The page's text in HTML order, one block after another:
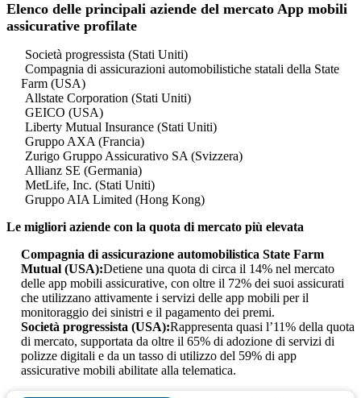
Elenco delle principali aziende del mercato App mobili
assicurative profilate
Società progressista (Stati Uniti)
Compagnia di assicurazioni automobilistiche statali della State
Farm (USA)
Allstate Corporation (Stati Uniti)
GEICO (USA)
Liberty Mutual Insurance (Stati Uniti)
Gruppo AXA (Francia)
Zurigo Gruppo Assicurativo SA (Svizzera)
Allianz SE (Germania)
MetLife, Inc. (Stati Uniti)
Gruppo AIA Limited (Hong Kong)
Le migliori aziende con la quota di mercato più elevata
Compagnia di assicurazione automobilistica State Farm
Mutual (USA):Detiene una quota di circa il 14% nel mercato
delle app mobili assicurative, con oltre il 72% dei suoi assicurati
che utilizzano attivamente i servizi delle app mobili per il
monitoraggio dei sinistri e il pagamento dei premi.
Società progressista (USA):Rappresenta quasi l’11% della quota
di mercato, supportata da oltre il 65% di adozione di servizi di
polizze digitali e da un tasso di utilizzo del 59% di app
assicurative mobili abilitate alla telematica.